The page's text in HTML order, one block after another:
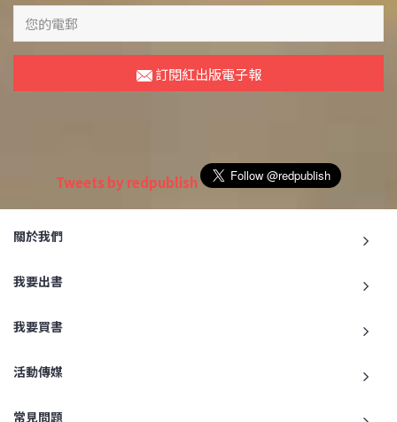
訂閱紅出版電子報
Tweets by redpublish
關於我們
我要出書
我要買書
活動傳媒
常見問題